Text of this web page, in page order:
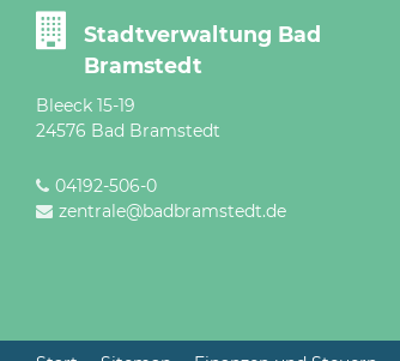
Stadtverwaltung Bad
Bramstedt
Bleeck 15-19
24576 Bad Bramstedt
04192-506-0
zentrale@badbramstedt.de